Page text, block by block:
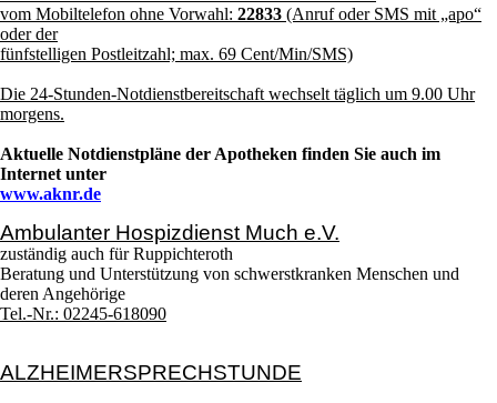
vom Mobiltelefon ohne Vorwahl: 22833 (Anruf oder SMS mit „apo“
oder der
fünfstelligen Postleitzahl; max. 69 Cent/Min/SMS)
Die 24-Stunden-Notdienstbereitschaft wechselt täglich um 9.00 Uhr
morgens.
Aktuelle Notdienstpläne der Apotheken finden Sie auch im
Internet unter
www.aknr.de
Ambulanter Hospizdienst Much e.V.
zuständig auch für Ruppichteroth
Beratung und Unterstützung von schwerstkranken Menschen und
deren Angehörige
Tel.-Nr.: 02245-618090
ALZHEIMERSPRECHSTUNDE